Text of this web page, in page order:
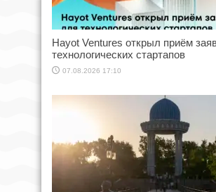
Hayot Ventures открыл приём
технологических стартапов
07.08.2026 17:10